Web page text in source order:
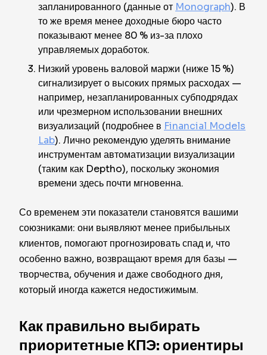
запланированного (данные от Monograph). В
то же время менее доходные бюро часто
показывают менее 80 % из-за плохо
управляемых доработок.
Низкий уровень валовой маржи (ниже 15 %)
сигнализирует о высоких прямых расходах —
например, незапланированных субподрядах
или чрезмерном использовании внешних
визуализаций (подробнее в Financial Models
Lab). Лично рекомендую уделять внимание
инструментам автоматизации визуализации
(таким как Deptho), поскольку экономия
времени здесь почти мгновенна.
Со временем эти показатели становятся вашими
союзниками: они выявляют менее прибыльных
клиентов, помогают прогнозировать спад и, что
особенно важно, возвращают время для базы —
творчества, обучения и даже свободного дня,
который иногда кажется недостижимым.
Как правильно выбирать
приоритетные КПЭ: ориентиры